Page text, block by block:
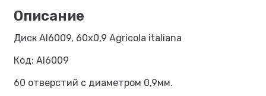
Диск AI6009, 60х0,9 Agricola italiana
Код: AI6009
60 отверстий с диаметром 0,9мм.